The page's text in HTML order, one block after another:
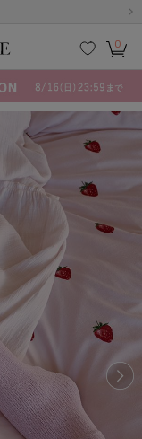
お気
に入
カー
ト
0